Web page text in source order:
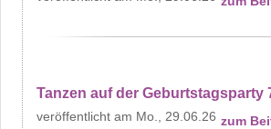
Tanzen auf der Geburtstagsparty
Mo., 29.06.26 zum